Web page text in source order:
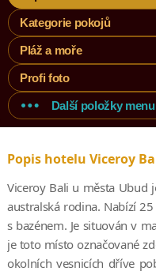
Kategorie pokojů
Pláž a moře
Profi foto
Další položky menu
Popis hotelu Viceroy
Viceroy Bali u města Ubud
australská rodina. Nabízí
s bazénem. Je situován v
je toto místo označované
okolních vesnicích dříve